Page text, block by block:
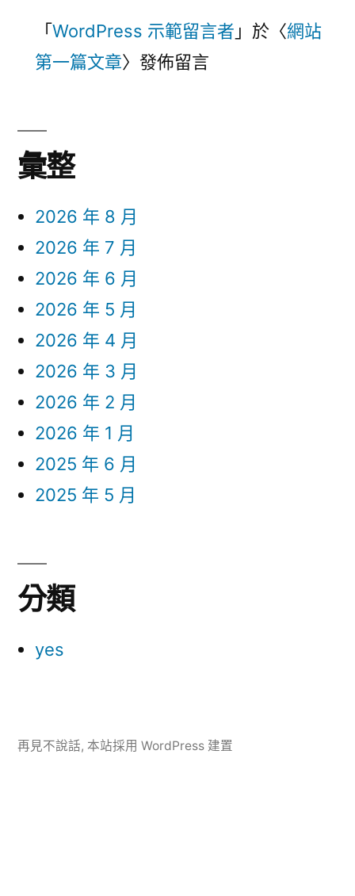
「 WordPress 示範留言者 」於〈網站
第一篇文章〉發佈留言
彙整
2026 年 8 月
2026 年 7 月
2026 年 6 月
2026 年 5 月
2026 年 4 月
2026 年 3 月
2026 年 2 月
2026 年 1 月
2025 年 6 月
2025 年 5 月
分類
yes
再見不說話, 本站採用 WordPress 建置